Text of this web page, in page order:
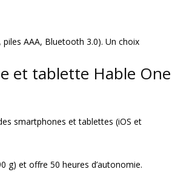
AAA, Bluetooth 3.0). Un choix
et tablette Hable One
smartphones et tablettes (iOS et
g) et offre 50 heures d’autonomie.